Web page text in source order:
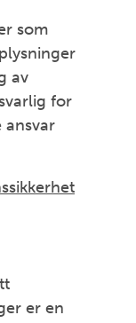
som
av
for
ansvar
er en